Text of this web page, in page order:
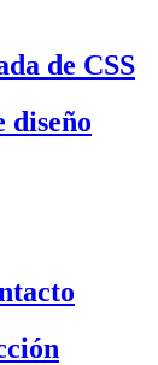
de CSS
diseño